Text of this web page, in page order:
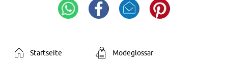
Startseite Modeglossar